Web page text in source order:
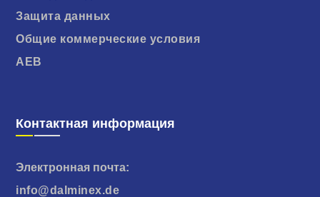
Защита данных
Общие коммерческие условия
AEB
Контактная информация
Электронная почта:
info@dalminex.de